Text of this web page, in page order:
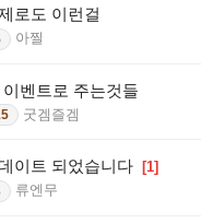
로도 이런걸
아찔
벤트로 주는것들
굿겜즐겜
이트 되었습니다 [1]
류엔무